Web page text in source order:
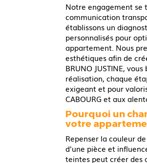
Notre engagement se
communication
établissons un
personnalisés pour
appartement. Nous
esthétiques afin de
BRUNO JUSTINE,
réalisation, chaque
exigeant et pour
CABOURG et aux
Pourquoi un
votre
Repenser la couleur
d'une pièce et
teintes peut créer des